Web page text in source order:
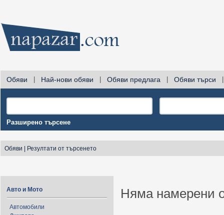
Обяви Най-нови обяви Обяви предлага Обяви търси
Разширено търсене
Обяви Резултати от търсенето
Авто и Мото
Автомобили
Няма намерени